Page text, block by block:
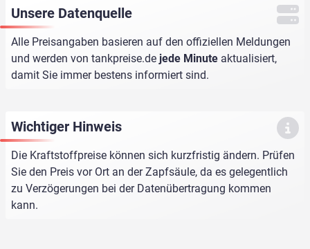
Unsere Datenquelle
Alle Preisangaben basieren auf den offiziellen Meldungen
und werden von tankpreise.de jede Minute aktualisiert,
damit Sie immer bestens informiert sind.
Wichtiger Hinweis
Die Kraftstoffpreise können sich kurzfristig ändern. Prüfen
Sie den Preis vor Ort an der Zapfsäule, da es gelegentlich
zu Verzögerungen bei der Datenübertragung kommen
kann.